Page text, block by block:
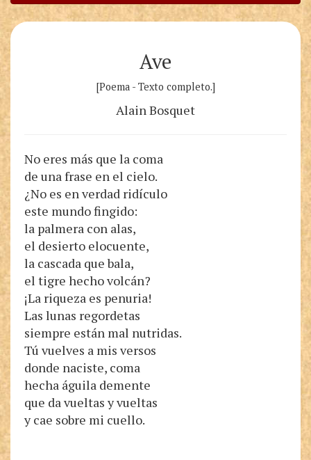
Ave
[Poema - Texto completo.]
Alain Bosquet
No eres más que la coma
de una frase en el cielo.
¿No es en verdad ridículo
este mundo fingido:
la palmera con alas,
el desierto elocuente,
la cascada que bala,
el tigre hecho volcán?
¡La riqueza es penuria!
Las lunas regordetas
siempre están mal nutridas.
Tú vuelves a mis versos
donde naciste, coma
hecha águila demente
que da vueltas y vueltas
y cae sobre mi cuello.